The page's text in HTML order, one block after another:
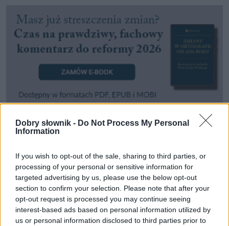
Dobry słownik - Do Not Process My Personal
Information
If you wish to opt-out of the sale, sharing to third parties, or
processing of your personal or sensitive information for
targeted advertising by us, please use the below opt-out
section to confirm your selection. Please note that after your
opt-out request is processed you may continue seeing
interest-based ads based on personal information utilized by
us or personal information disclosed to third parties prior to
Pozostały wątpliwości? Brakuje czegoś w haśle?
SPRAWDŹ
Często sprawdzane